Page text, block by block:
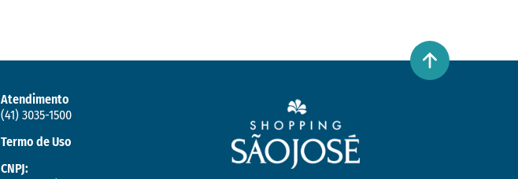
Atendimento
(41) 3035-1500
Termo de Uso
CNPJ: